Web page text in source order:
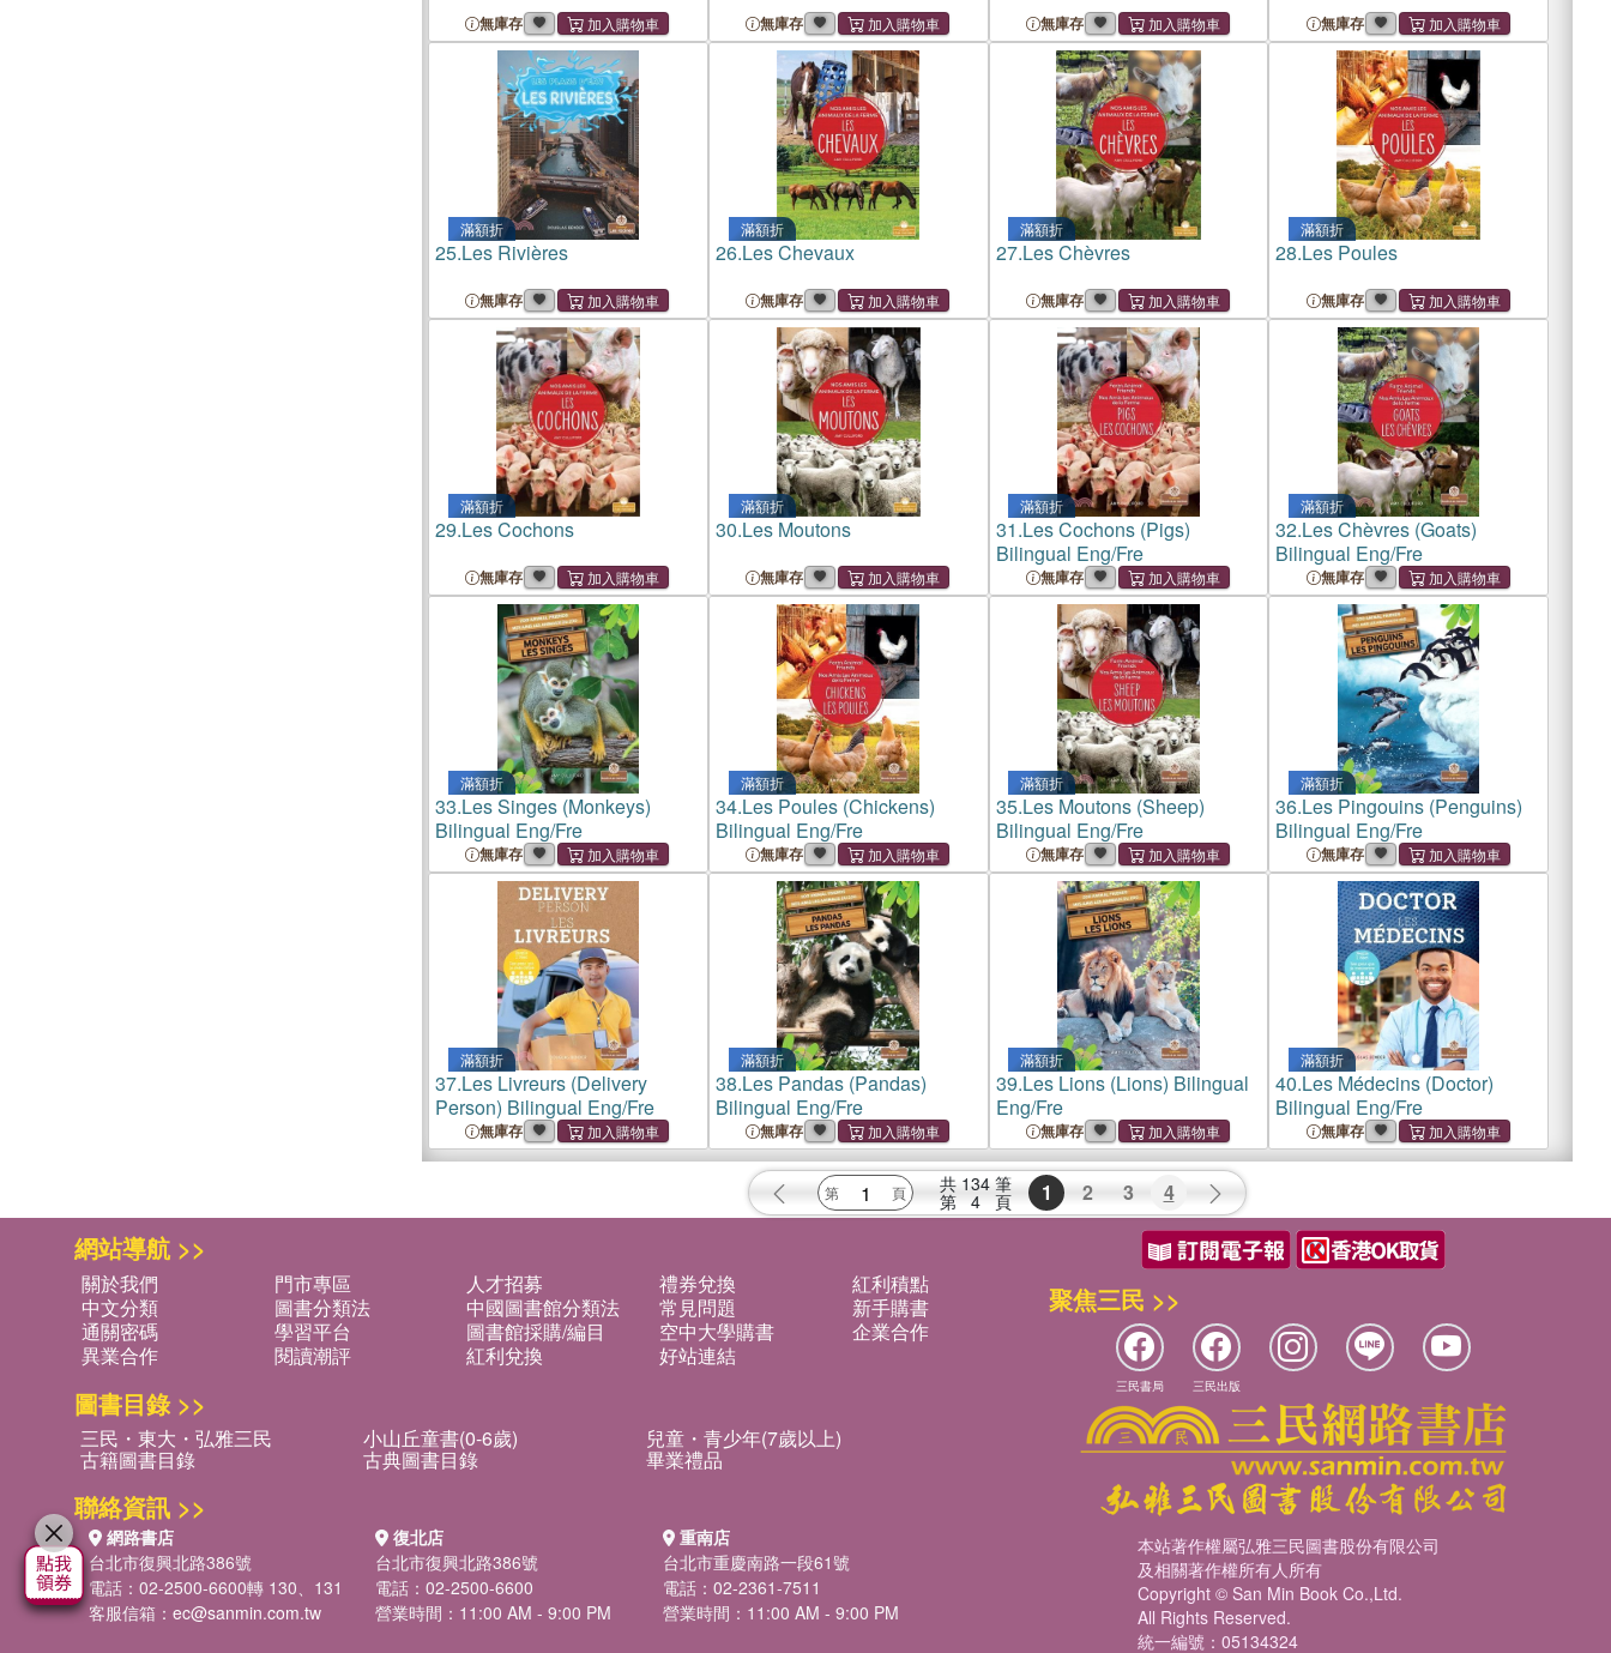
無庫存 無庫存 無庫存 無庫存
滿額折
25.Les Rivières
無庫存
滿額折
26.Les Chevaux
無庫存
滿額折
27.Les Chèvres
無庫存
滿額折
28.Les Poules
無庫存
滿額折
29.Les Cochons
無庫存
滿額折
30.Les Moutons
無庫存
滿額折
31.Les Cochons (Pigs)
Bilingual Eng/Fre
無庫存
滿額折
32.Les Chèvres (Goats)
Bilingual Eng/Fre
無庫存
滿額折
33.Les Singes (Monkeys)
Bilingual Eng/Fre
無庫存
滿額折
34.Les Poules (Chickens)
Bilingual Eng/Fre
無庫存
滿額折
35.Les Moutons (Sheep)
Bilingual Eng/Fre
無庫存
滿額折
36.Les Pingouins (Penguins)
Bilingual Eng/Fre
無庫存
滿額折
37.Les Livreurs (Delivery
Person) Bilingual Eng/Fre
無庫存
滿額折
38.Les Pandas (Pandas)
Bilingual Eng/Fre
無庫存
滿額折
39.Les Lions (Lions) Bilingual
Eng/Fre
無庫存
滿額折
40.Les Médecins (Doctor)
Bilingual Eng/Fre
無庫存
共 134 筆
第 4 頁 1 2 3 4
網站導航 >>
關於我們 門市專區 人才招募 禮券兌換
紅利積點
中文分類
圖書分類法 中國圖書館分類法 常見問題
新手購書
通關密碼
學習平台 圖書館採購/編目 空中大學購書
企業合作
異業合作
閱讀潮評 紅利兌換 好站連結
圖書目錄 >>
三民・東大・弘雅三民 小山丘童書(0-6歲) 兒童・青少年(7歲以上)
古籍圖書目錄 古典圖書目錄 畢業禮品
聯絡資訊 >>
網路書店
台北市復興北路386號
電話：02-2500-6600轉 130、131
客服信箱： ec@sanmin.com.tw
復北店
台北市復興北路386號
電話：02-2500-6600
營業時間：11:00 AM - 9:00 PM
重南店
台北市重慶南路一段61號
電話：02-2361-7511
營業時間：11:00 AM - 9:00 PM
聚焦三民 >>
三民書局 三民出版
本站著作權屬弘雅三民圖書股份有限公司
及相關著作權所有人所有
Copyright © San Min Book Co.,Ltd.
All Rights Reserved.
統一編號：05134324